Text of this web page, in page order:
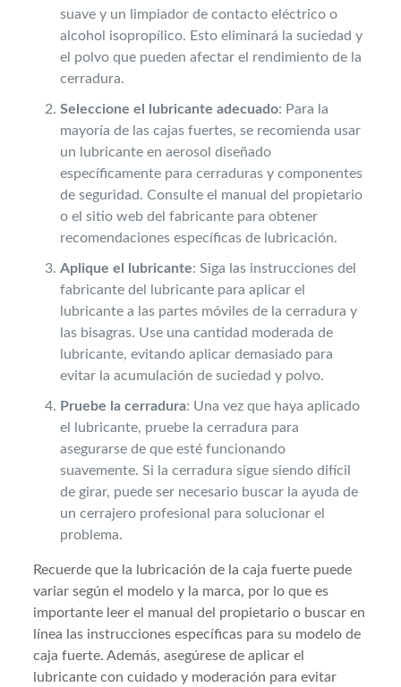
suave y un limpiador de contacto eléctrico o
alcohol isopropílico. Esto eliminará la suciedad y
el polvo que pueden afectar el rendimiento de la
cerradura.
Seleccione el lubricante adecuado: Para la
mayoría de las cajas fuertes, se recomienda usar
un lubricante en aerosol diseñado
específicamente para cerraduras y componentes
de seguridad. Consulte el manual del propietario
o el sitio web del fabricante para obtener
recomendaciones específicas de lubricación.
Aplique el lubricante: Siga las instrucciones del
fabricante del lubricante para aplicar el
lubricante a las partes móviles de la cerradura y
las bisagras. Use una cantidad moderada de
lubricante, evitando aplicar demasiado para
evitar la acumulación de suciedad y polvo.
Pruebe la cerradura: Una vez que haya aplicado
el lubricante, pruebe la cerradura para
asegurarse de que esté funcionando
suavemente. Si la cerradura sigue siendo difícil
de girar, puede ser necesario buscar la ayuda de
un cerrajero profesional para solucionar el
problema.
Recuerde que la lubricación de la caja fuerte puede
variar según el modelo y la marca, por lo que es
importante leer el manual del propietario o buscar en
línea las instrucciones específicas para su modelo de
caja fuerte. Además, asegúrese de aplicar el
lubricante con cuidado y moderación para evitar